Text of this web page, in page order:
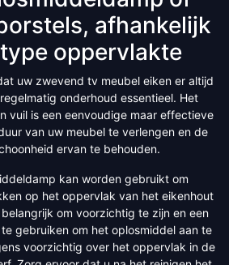
afhankelijk
oppervlakte
uw zwevend tv meubel eiken er altijd
onderhoud essentieel. Het
vuil is een eenvoudige maar effectieve
van uw meubel te verlengen en de
ervan te behouden.
kan worden gebruikt om
op het oppervlak van het eikenhout
om voorzichtig te zijn en een
gebruiken om het oplosmiddel aan te
voorzichtig over het oppervlak in de